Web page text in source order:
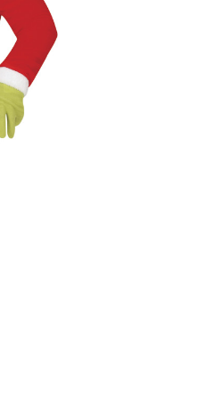
dekorace na stůl
a mašle
balónky a hélium